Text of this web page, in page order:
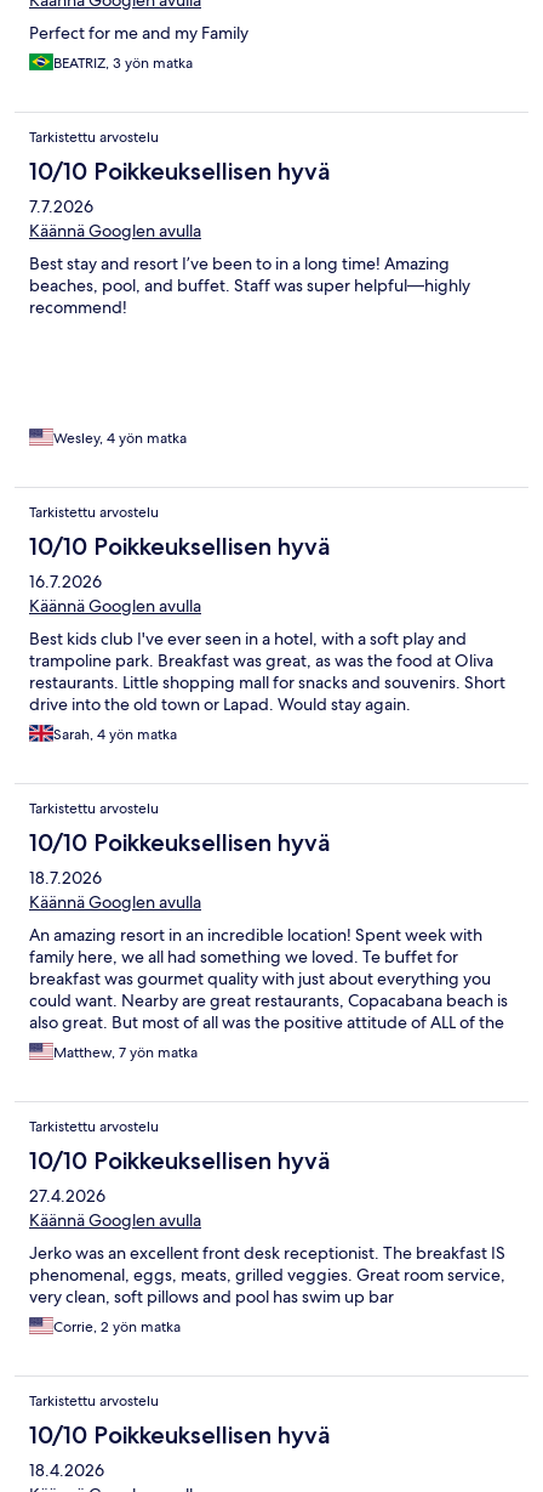
Perfect for me and my Family
BEATRIZ, 3 yön matka
Tarkistettu arvostelu
10/10 Poikkeuksellisen hyvä
7.7.2026
Käännä Googlen avulla
Best stay and resort I’ve been to in a long time! Amazing
beaches, pool, and buffet. Staff was super helpful—highly
recommend!
Wesley, 4 yön matka
Tarkistettu arvostelu
10/10 Poikkeuksellisen hyvä
16.7.2026
Käännä Googlen avulla
Best kids club I've ever seen in a hotel, with a soft play and
trampoline park. Breakfast was great, as was the food at Oliva
restaurants. Little shopping mall for snacks and souvenirs. Short
drive into the old town or Lapad. Would stay again.
Sarah, 4 yön matka
Tarkistettu arvostelu
10/10 Poikkeuksellisen hyvä
18.7.2026
Käännä Googlen avulla
An amazing resort in an incredible location! Spent week with
family here, we all had something we loved. Te buffet for
breakfast was gourmet quality with just about everything you
could want. Nearby are great restaurants, Copacabana beach is
also great. But most of all was the positive attitude of ALL of the
staff. Felt welcomed and made you feel like family.
Matthew, 7 yön matka
Tarkistettu arvostelu
10/10 Poikkeuksellisen hyvä
27.4.2026
Käännä Googlen avulla
Jerko was an excellent front desk receptionist. The breakfast IS
phenomenal, eggs, meats, grilled veggies. Great room service,
very clean, soft pillows and pool has swim up bar
Corrie, 2 yön matka
Tarkistettu arvostelu
10/10 Poikkeuksellisen hyvä
18.4.2026